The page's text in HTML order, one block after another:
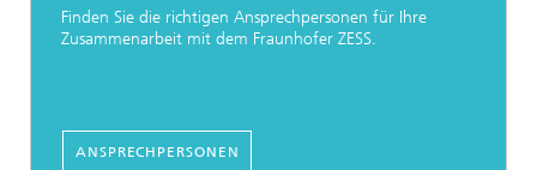
Finden Sie die richtigen Ansprechpersonen für Ihre
Zusammenarbeit mit dem Fraunhofer ZESS.
ANSPRECHPERSONEN